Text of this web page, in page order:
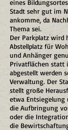
eines
Stadt sehr gut im
ankomme, da
Thema sei.
Der Parkplatz wird
Abstellplatz für
und Anhänger
Privatflächen statt
abgestellt werden
Verwaltung. Der
stellt große
etwa Entsiegelung
die Aufbringung
oder die
die